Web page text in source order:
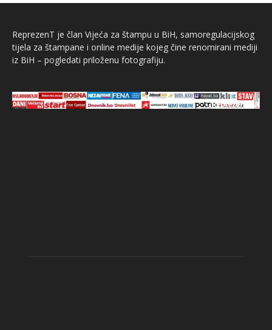
ReprezenT je član Vijeća za štampu u BiH, samoregulacijskog
tijela za štampane i online medije kojeg čine renomirani mediji
iz BiH – pogledati priloženu fotografiju.